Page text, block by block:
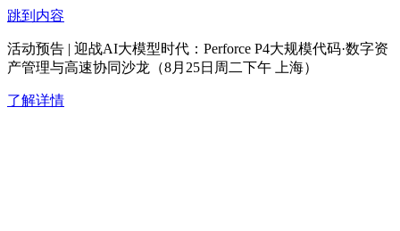
跳到内容
活动预告 | 迎战AI大模型时代：Perforce P4大规模代码·数字资
产管理与高速协同沙龙（8月25日周二下午 上海）
了解详情